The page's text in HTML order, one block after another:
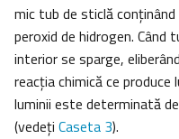
mic tub de sticlă conţinând
peroxid de hidrogen.
interior se sparge,
reacţia chimică ce produce
luminii este determinată
(vedeţi Caseta 3).